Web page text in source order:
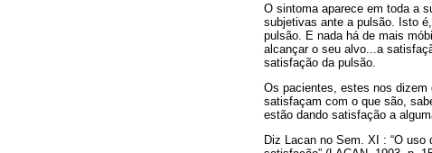
O sintoma aparece em toda a
subjetivas ante a pulsão. Isto
pulsão. E nada há de mais
alcançar o seu alvo...a
satisfação da pulsão.
Os pacientes, estes nos
satisfaçam com o que são,
estão dando satisfação a
Diz Lacan no Sem. XI : “O